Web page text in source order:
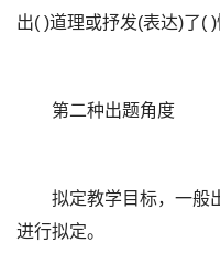
出( )道理或抒发(表达)了( )
第二种出题角度
拟定教学目标，一般
进行拟定。